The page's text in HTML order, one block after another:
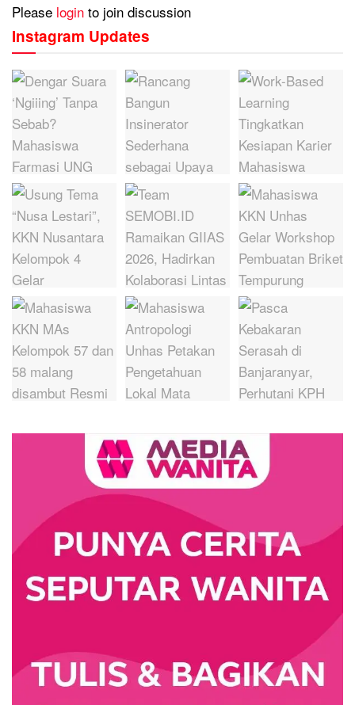
Please login to join discussion
Instagram Updates